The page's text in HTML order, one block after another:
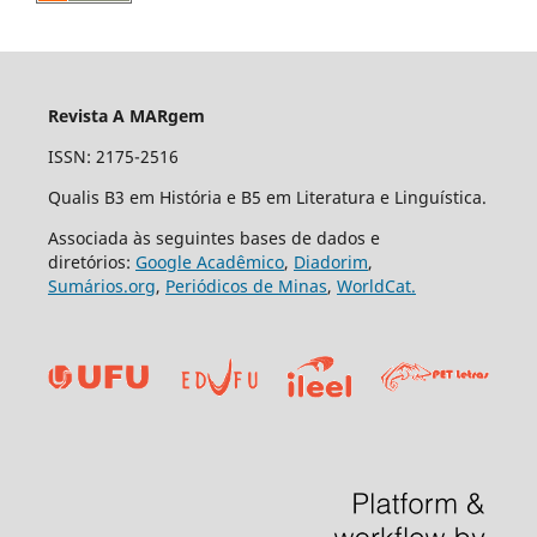
Revista A MARgem
ISSN: 2175-2516
Qualis B3 em História e B5 em Literatura e Linguística.
Associada às seguintes bases de dados e
diretórios: Google Acadêmico, Diadorim,
Sumários.org, Periódicos de Minas, WorldCat.